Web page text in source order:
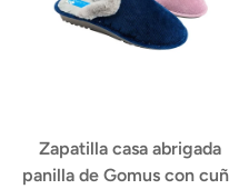
Zapatilla casa abrigada
panilla de Gomus con